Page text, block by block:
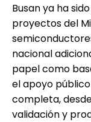
Busan ya ha
proyectos del
nacional
papel como
el apoyo
completa,
validación y